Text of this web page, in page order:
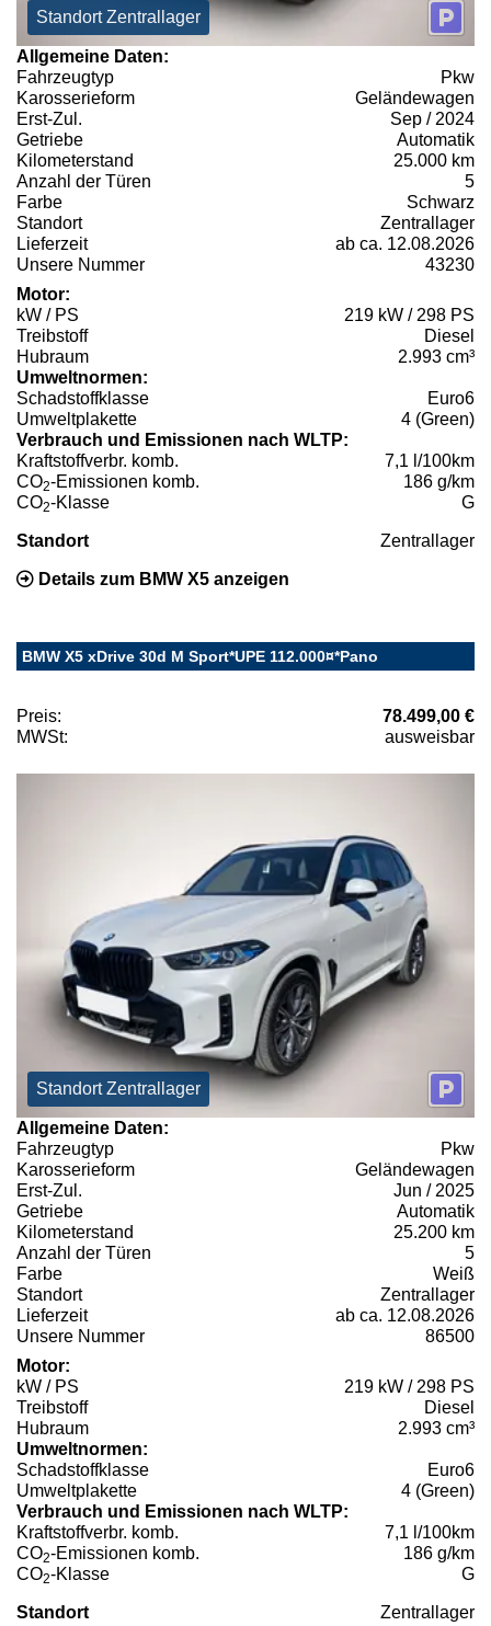
Standort Zentrallager
Allgemeine Daten:
Fahrzeugtyp
Pkw
Karosserieform
Geländewagen
Erst-Zul.
Sep / 2024
Getriebe
Automatik
Kilometerstand
25.000 km
Anzahl der Türen
5
Farbe
Schwarz
Standort
Zentrallager
Lieferzeit
ab ca. 12.08.2026
Unsere Nummer
43230
Motor:
kW / PS
219 kW / 298 PS
Treibstoff
Diesel
Hubraum
2.993 cm³
Umweltnormen:
Schadstoffklasse
Euro6
Umweltplakette
4 (Green)
Verbrauch und Emissionen nach WLTP:
Kraftstoffverbr. komb.
7,1 l/100km
CO2-Emissionen komb.
186 g/km
CO2-Klasse G
Standort Zentrallager
Details zum BMW X5 anzeigen
BMW X5 xDrive 30d M Sport*UPE 112.000¤*Pano
Preis:
78.499,00 €
MWSt:
ausweisbar
Standort Zentrallager
Allgemeine Daten:
Fahrzeugtyp
Pkw
Karosserieform
Geländewagen
Erst-Zul.
Jun / 2025
Getriebe
Automatik
Kilometerstand
25.200 km
Anzahl der Türen
5
Farbe
Weiß
Standort
Zentrallager
Lieferzeit
ab ca. 12.08.2026
Unsere Nummer
86500
Motor:
kW / PS
219 kW / 298 PS
Treibstoff
Diesel
Hubraum
2.993 cm³
Umweltnormen:
Schadstoffklasse
Euro6
Umweltplakette
4 (Green)
Verbrauch und Emissionen nach WLTP:
Kraftstoffverbr. komb.
7,1 l/100km
CO2-Emissionen komb.
186 g/km
CO2-Klasse G
Standort Zentrallager